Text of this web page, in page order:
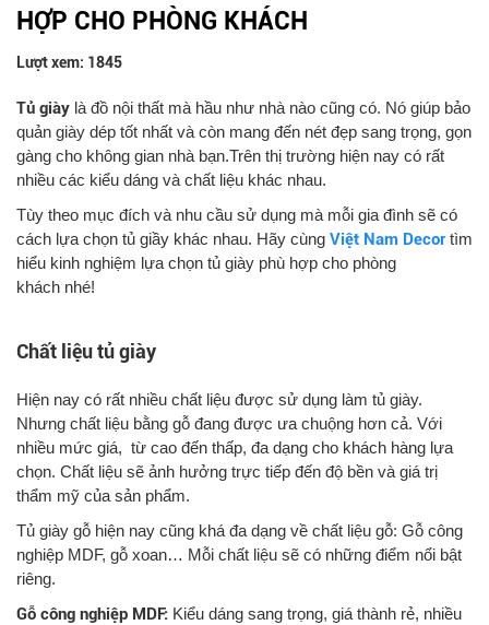
HỢP CHO PHÒNG KHÁCH
Lượt xem: 1845
Tủ giày là đồ nội thất mà hầu như nhà nào cũng có. Nó giúp bảo
quản giày dép tốt nhất và còn mang đến nét đẹp sang trọng, gọn
gàng cho không gian nhà bạn.Trên thị trường hiện nay có rất
nhiều các kiểu dáng và chất liệu khác nhau.
Tùy theo mục đích và nhu cầu sử dụng mà mỗi gia đình sẽ có
cách lựa chọn tủ giầy khác nhau. Hãy cùng Việt Nam Decortìm
hiểu kinh nghiệm lựa chọn tủ giày phù hợp cho phòng
khách nhé!
Chất liệu tủ giày
Hiện nay có rất nhiều chất liệu được sử dụng làm tủ giày.
Nhưng chất liệu bằng gỗ đang được ưa chuộng hơn cả. Với
nhiều mức giá, từ cao đến thấp, đa dạng cho khách hàng lựa
chọn. Chất liệu sẽ ảnh hưởng trực tiếp đến độ bền và giá trị
thẩm mỹ của sản phẩm.
Tủ giày gỗ hiện nay cũng khá đa dạng về chất liệu gỗ: Gỗ công
nghiệp MDF, gỗ xoan… Mỗi chất liệu sẽ có những điểm nổi bật
riêng.
Gỗ công nghiệp MDF: Kiểu dáng sang trọng, giá thành rẻ, nhiều